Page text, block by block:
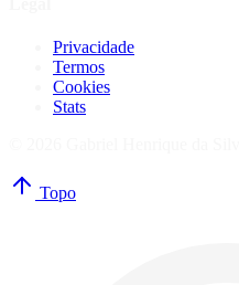
Privacidade
Termos
Cookies
Stats
Topo